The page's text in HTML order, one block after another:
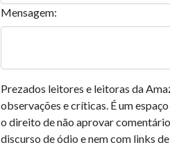
Mensagem:
Prezados leitores e leitoras da
observações e críticas. É um
o direito de não aprovar
discurso de ódio e nem com links